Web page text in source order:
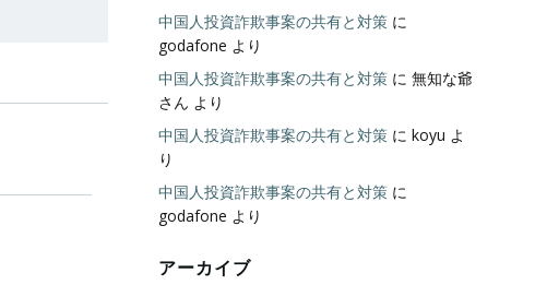
中国人投資詐欺事案の共有と対策 に
godafone より
中国人投資詐欺事案の共有と対策 に 無知な爺
さん より
中国人投資詐欺事案の共有と対策 に koyu よ
り
中国人投資詐欺事案の共有と対策 に
godafone より
アーカイブ